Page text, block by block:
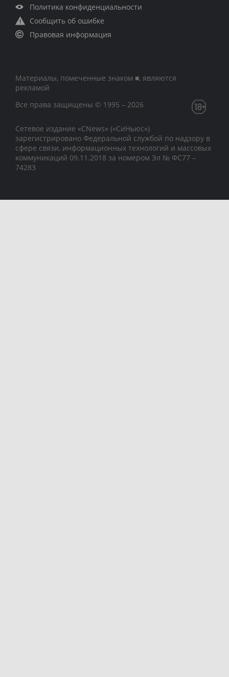
Политика конфиденциальности
Сообщить об ошибке
Правовая информация
Материалы, помеченные знаком ■, являются
рекламой
Все права защищены © 1995 – 2026
Сетевое издание «CNews» («СиНьюс»)
зарегистрировано Федеральной службой по надзору в
сфере связи, информационных технологий и массовых
коммуникаций 09.11.2018 за номером Эл № ФС77 –
74283